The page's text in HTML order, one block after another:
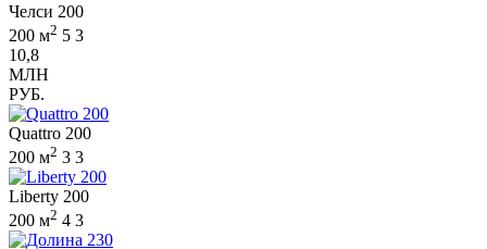
Челси 200
200 м2 5 3
10,8
МЛН
РУБ.
Quattro 200
200 м2 3 3
Liberty 200
200 м2 4 3